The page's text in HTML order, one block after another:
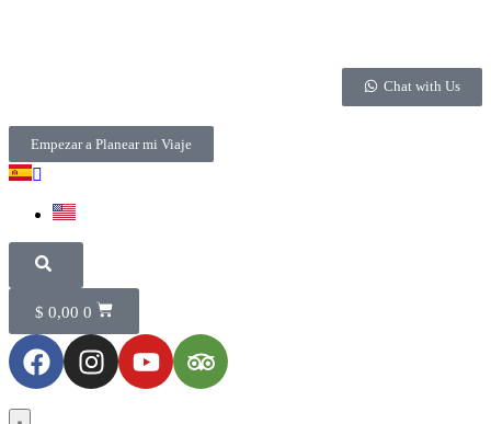
Chat with Us
Empezar a Planear mi Viaje
$ 0,00 0